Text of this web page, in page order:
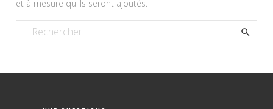
et à mesure qu'ils seront ajoutés.
